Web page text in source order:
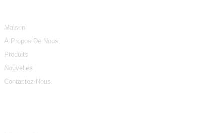
Maison
À Propos De Nous
Produits
Nouvelles
Contactez-Nous